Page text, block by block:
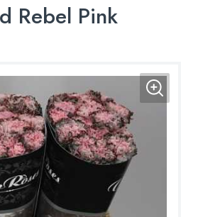
Rebel Pink